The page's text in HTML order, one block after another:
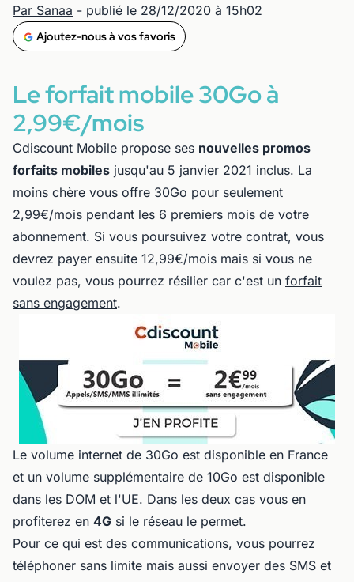
Par Sanaa - publié le 28/12/2020 à 15h02
Ajoutez-nous à vos favoris
Le forfait mobile 30Go à
2,99€/mois
Cdiscount Mobile propose ses nouvelles promos
forfaits mobiles jusqu'au 5 janvier 2021 inclus. La
moins chère vous offre 30Go pour seulement
2,99€/mois pendant les 6 premiers mois de votre
abonnement. Si vous poursuivez votre contrat, vous
devrez payer ensuite 12,99€/mois mais si vous ne
voulez pas, vous pourrez résilier car c'est un forfait
sans engagement.
Le volume internet de 30Go est disponible en France
et un volume supplémentaire de 10Go est disponible
dans les DOM et l'UE. Dans les deux cas vous en
profiterez en 4G si le réseau le permet.
Pour ce qui est des communications, vous pourrez
téléphoner sans limite mais aussi envoyer des SMS et